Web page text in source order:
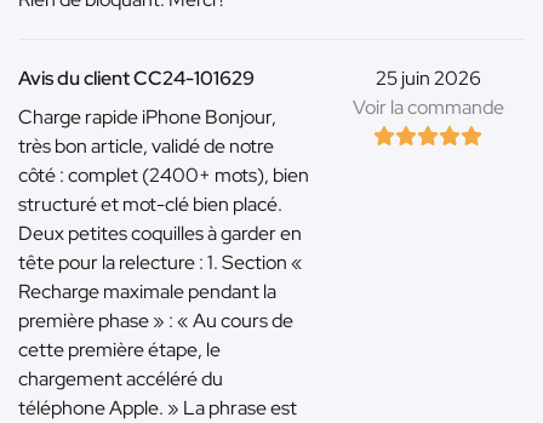
25 juin 2026
Voir la commande
Avis du client CC24-101629
Charge rapide iPhone Bonjour,
très bon article, validé de notre
côté : complet (2400+ mots), bien
structuré et mot-clé bien placé.
Deux petites coquilles à garder en
tête pour la relecture : 1. Section «
Recharge maximale pendant la
première phase » : « Au cours de
cette première étape, le
chargement accéléré du
téléphone Apple. » La phrase est